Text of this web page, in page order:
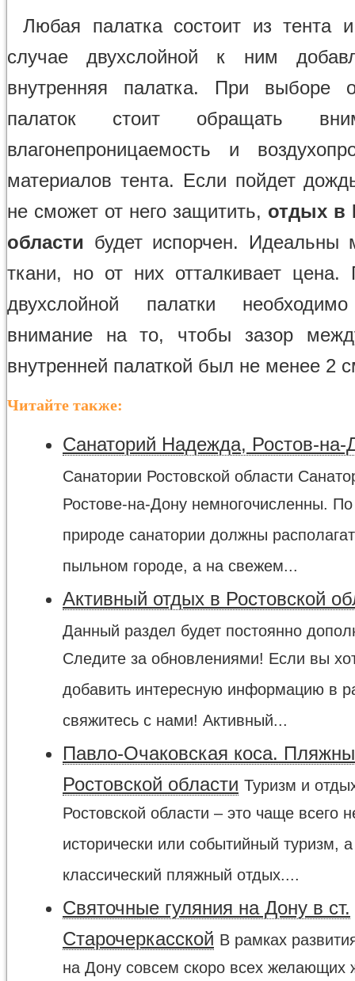
Любая палатка состоит из тента
случае двухслойной к ним
внутренняя палатка. При выборе
палаток стоит обращать
влагонепроницаемость и
материалов тента. Если пойдет
не сможет от него защитить, отдых в
области будет испорчен. Идеальны
ткани, но от них отталкивает
двухслойной палатки
внимание на то, чтобы зазор
внутренней палаткой был не менее 2
Читайте также:
Санаторий Надежда, Ростов-на-
Санатории Ростовской области
Ростове-на-Дону немногочисленны.
природе санатории должны
пыльном городе, а на свежем...
Активный отдых в Ростовской
Данный раздел будет постоянно
Следите за обновлениями! Если вы
добавить интересную информацию в
свяжитесь с нами! Активный...
Павло-Очаковская коса.
Ростовской области Туризм и
Ростовской области – это чаще всего
исторически или событийный туризм, а
классический пляжный отдых....
Святочные гуляния на Дону в ст.
Старочеркасской В рамках
на Дону совсем скоро всех желающих